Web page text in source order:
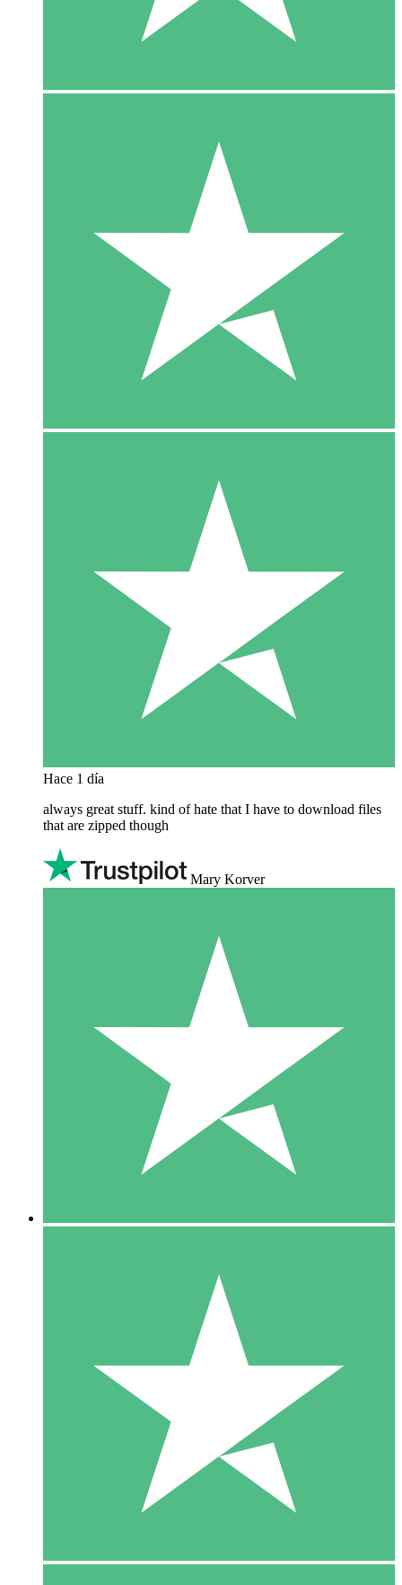
Hace 1 día
always great stuff. kind of hate that I have to download files
that are zipped though
Mary Korver